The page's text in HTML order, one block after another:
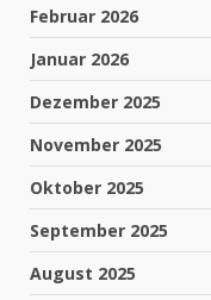
Februar 2026
Januar 2026
Dezember 2025
November 2025
Oktober 2025
September 2025
August 2025